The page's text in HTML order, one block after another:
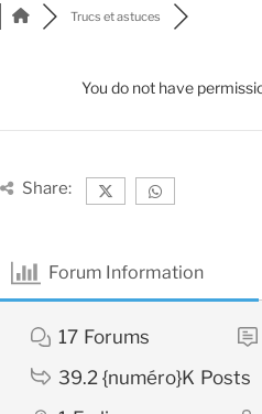
Trucs et astuces
You do not have
Share:
Forum Information
17 Forums
39.2 {numéro}K Posts